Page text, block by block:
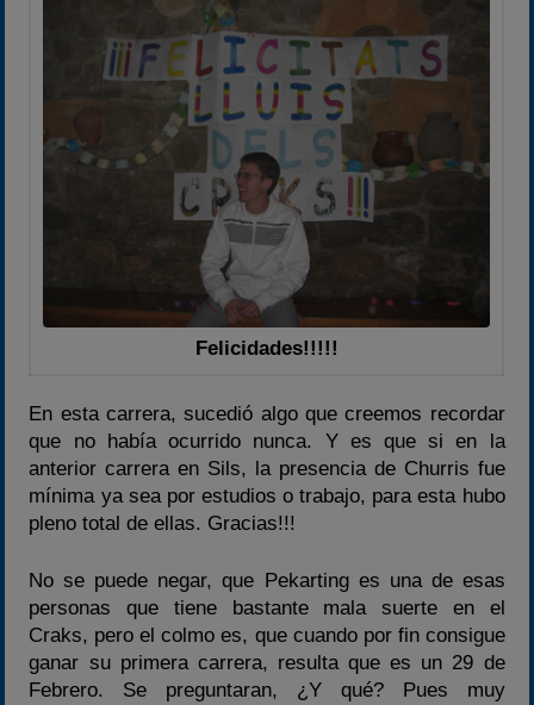
Felicidades!!!!!
En esta carrera, sucedió algo que creemos recordar
que no había ocurrido nunca. Y es que si en la
anterior carrera en Sils, la presencia de Churris fue
mínima ya sea por estudios o trabajo, para esta hubo
pleno total de ellas. Gracias!!!
No se puede negar, que Pekarting es una de esas
personas que tiene bastante mala suerte en el
Craks, pero el colmo es, que cuando por fin consigue
ganar su primera carrera, resulta que es un 29 de
Febrero. Se preguntaran, ¿Y qué? Pues muy